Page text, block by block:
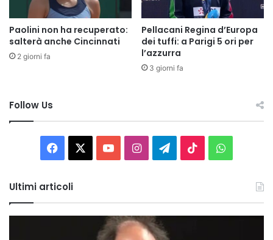
Paolini non ha recuperato:
salterà anche Cincinnati
2 giorni fa
Pellacani Regina d’Europa
dei tuffi: a Parigi 5 ori per
l’azzurra
3 giorni fa
Follow Us
Facebook You InstagramTelegram
TikTok
Ultimi articoli